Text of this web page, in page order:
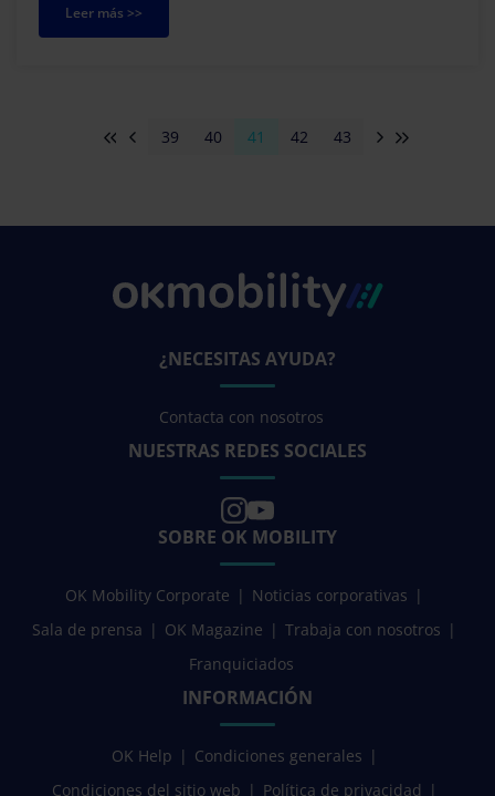
Leer más >>
39 40 41 42 43
¿NECESITAS AYUDA?
Contacta con nosotros
NUESTRAS REDES SOCIALES
SOBRE OK MOBILITY
OK Mobility Corporate
Noticias corporativas
Sala de prensa
OK Magazine
Trabaja con nosotros
Franquiciados
INFORMACIÓN
OK Help
Condiciones generales
Condiciones del sitio web
Política de privacidad